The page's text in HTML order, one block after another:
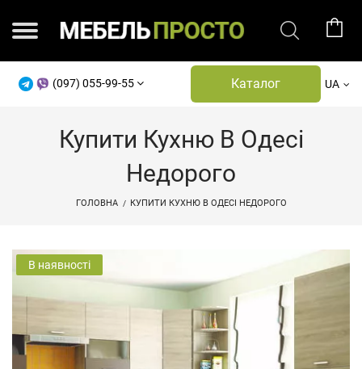
(097) 055-99-55 Каталог UA
Купити Кухню В Одесі
Недорого
ГОЛОВНА КУПИТИ КУХНЮ В ОДЕСІ НЕДОРОГО
В наявності